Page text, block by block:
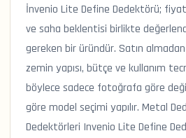
İnvenio Lite Define Dedektörü;
ve saha beklentisi birlikte
gereken bir üründür. Satın
zemin yapısı, bütçe ve kullanım
böylece sadece fotoğrafa göre
göre model seçimi yapılır. Metal
Dedektörleri Invenio Lite Define